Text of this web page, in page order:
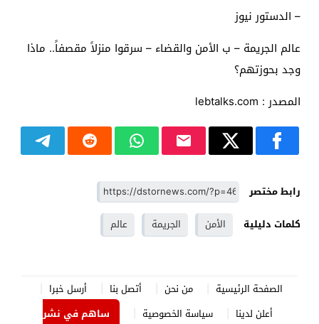
– الدستور نيوز
عالم الجريمة – ب الأمن والقضاء – سرقوا منزلاً مقصفاً.. ماذا
وجد بحوزتهم؟
المصدر : lebtalks.com
رابط مختصر
كلمات دليلية
الأمن الجريمة عالم
الصفحة الرئيسية من نحن أتصل بنا
أرسل خبرا
أعلن لدينا
سياسة الخصوصية ساهم في نشر